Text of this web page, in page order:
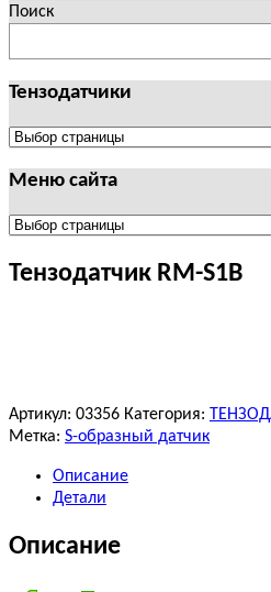
НА
И
ТЕРМИНАЛЫ
МАССА-
Поиск
Тензодатчики
Тензодатчики
Меню сайта
Меню
Тензодатчик RM-S1B
Артикул: 03356 Категория:
Метка: S-образный датчик
Описание
Детали
Описание